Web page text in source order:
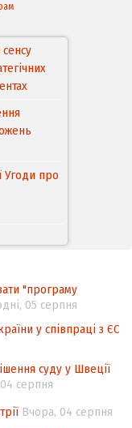
Угоди про
до
прав
у
щодо
"програму
05 серпня
у співпраці з ЄС
суду у Швеції
серпня
Вчора, 04 серпня